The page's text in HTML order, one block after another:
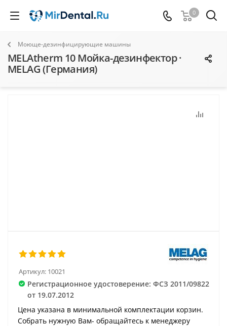
0
Моюще-дезинфицирующие машины
MELAtherm 10 Мойка-дезинфектор ·
MELAG (Германия)
Артикул: 10021
Регистрационное удостоверение: ФСЗ 2011/09822
от 19.07.2012
Цена указана в минимальной комплектации корзин.
Собрать нужную Вам- обращайтесь к менеджеру